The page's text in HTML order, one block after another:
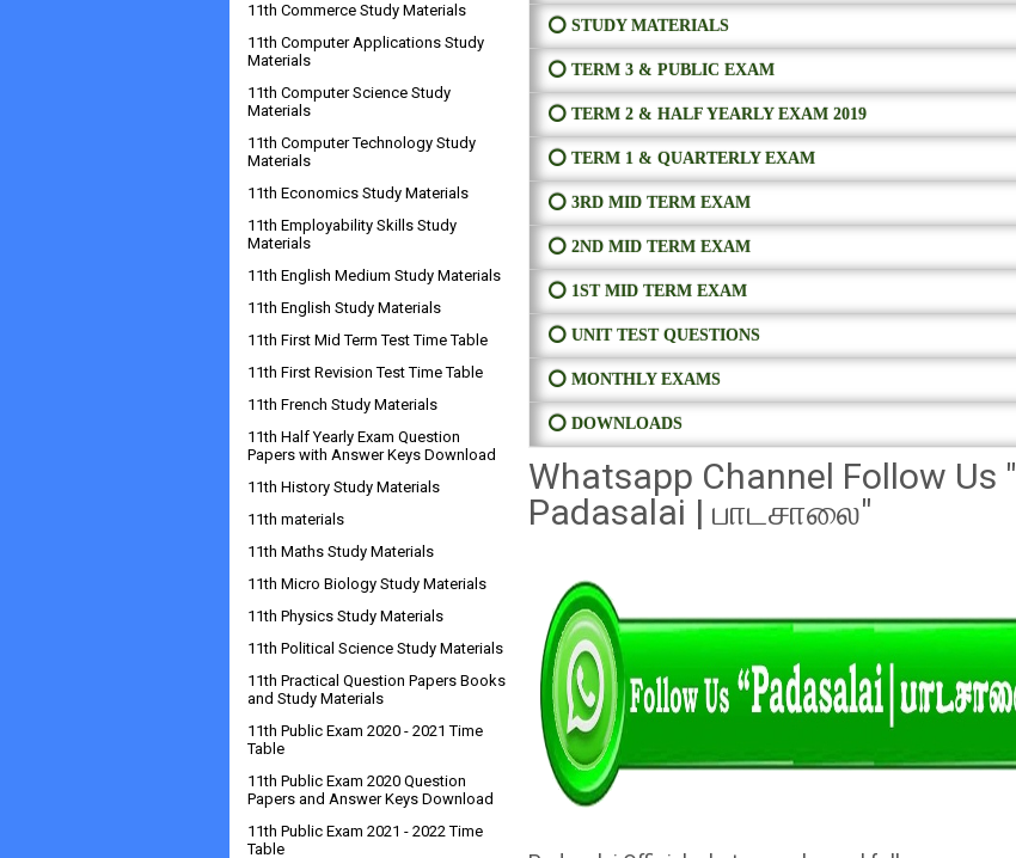
⭕ STUDY MATERIALS
⭕ TERM 3 & PUBLIC EXAM
⭕ TERM 2 & HALF YEARLY EXAM 2019
⭕ TERM 1 & QUARTERLY EXAM
⭕ 3RD MID TERM EXAM
⭕ 2ND MID TERM EXAM
⭕ 1ST MID TERM EXAM
⭕ UNIT TEST QUESTIONS
⭕ MONTHLY EXAMS
⭕ DOWNLOADS
Whatsapp Channel Follow Us "
Padasalai | பாடசாலை"
11th Commerce Study Materials
11th Computer Applications Study
Materials
11th Computer Science Study
Materials
11th Computer Technology Study
Materials
11th Economics Study Materials
11th Employability Skills Study
Materials
11th English Medium Study Materials
11th English Study Materials
11th First Mid Term Test Time Table
11th First Revision Test Time Table
11th French Study Materials
11th Half Yearly Exam Question
Papers with Answer Keys Download
11th History Study Materials
11th materials
11th Maths Study Materials
11th Micro Biology Study Materials
11th Physics Study Materials
11th Political Science Study Materials
11th Practical Question Papers Books
and Study Materials
11th Public Exam 2020 - 2021 Time
Table
11th Public Exam 2020 Question
Papers and Answer Keys Download
11th Public Exam 2021 - 2022 Time
Table